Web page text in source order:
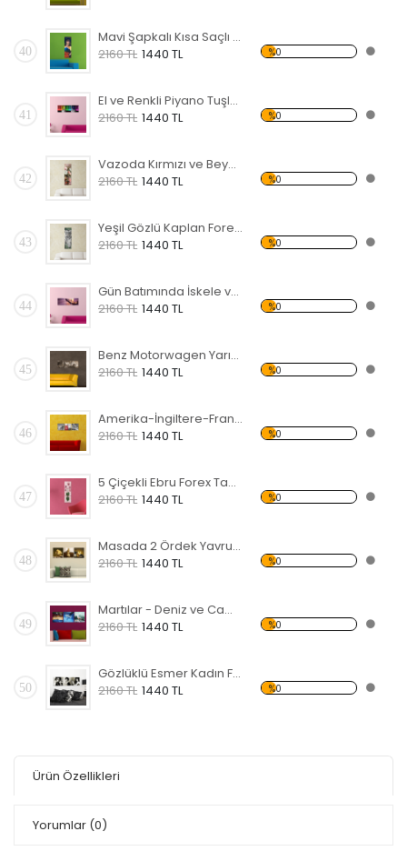
40
Mavi Şapkalı Kısa Saçlı Kadın Forex Tablo
2160 TL 1440 TL %0
41
El ve Renkli Piyano Tuşları Forex Tablo
2160 TL 1440 TL %0
42
Vazoda Kırmızı ve Beyaz Çiçek Forex Tablo
2160 TL 1440 TL %0
43
Yeşil Gözlü Kaplan Forex Tablo
2160 TL 1440 TL %0
44
Gün Batımında İskele ve Deniz Forex Tablo
2160 TL 1440 TL %0
45
Benz Motorwagen Yarış Arabası Forex Tablo
2160 TL 1440 TL %0
46
Amerika-İngiltere-Fransa Simgeleri Forex Tablo
2160 TL 1440 TL %0
47
5 Çiçekli Ebru Forex Tablo
2160 TL 1440 TL %0
48
Masada 2 Ördek Yavrusu Forex Tablo
2160 TL 1440 TL %0
49
Martılar - Deniz ve Cami Forex Tablo
2160 TL 1440 TL %0
50
Gözlüklü Esmer Kadın Forex Tablo
2160 TL 1440 TL %0
Ürün Özellikleri
Yorumlar (0)